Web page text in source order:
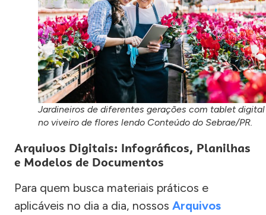
Jardineiros de diferentes gerações com tablet digital
no viveiro de flores lendo Conteúdo do Sebrae/PR.
Arquivos Digitais: Infográficos, Planilhas
e Modelos de Documentos
Para quem busca materiais práticos e
aplicáveis no dia a dia, nossos Arquivos